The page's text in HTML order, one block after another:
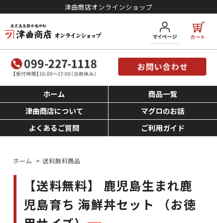
津曲商店オンラインショップ
ホーム
商品一覧
津曲商店について
マグロのお話
よくあるご質問
ご利用ガイド
ホーム > 送料無料商品
【送料無料】 鹿児島生まれ鹿
児島育ち 海鮮丼セット （お徳